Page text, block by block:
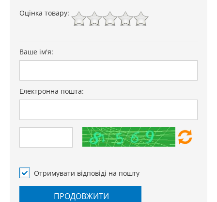
Оцінка товару:
Ваше ім'я:
Електронна пошта:
Отримувати відповіді на пошту
ПРОДОВЖИТИ